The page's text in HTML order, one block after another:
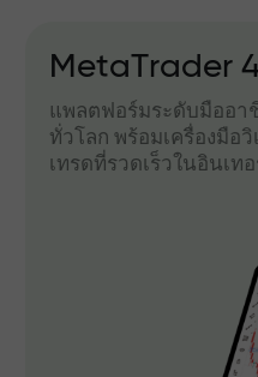
MetaTrader
แพลตฟอร์มระดับมืออา
ทั่วโลก พร้อมเครื่องมือ
เทรดที่รวดเร็วในอินเท